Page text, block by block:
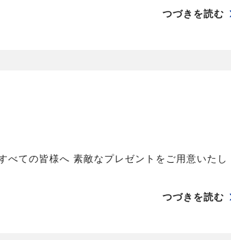
つづきを読む
べての皆様へ 素敵なプレゼントをご用意いたし
つづきを読む